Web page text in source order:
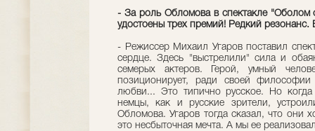
- За роль Обломова в спектакле "Оболом
удостоены трех премий! Редкий резонанс.
- Режиссер Михаил Угаров поставил
сердце. Здесь "выстрелили" сила и
семерых актеров. Герой, умный
позиционирует, ради своей
любви... Это типично русское. Но
немцы, как и русские зрители,
Обломова. Угаров тогда сказал, что они
это несбыточная мечта. А мы ее